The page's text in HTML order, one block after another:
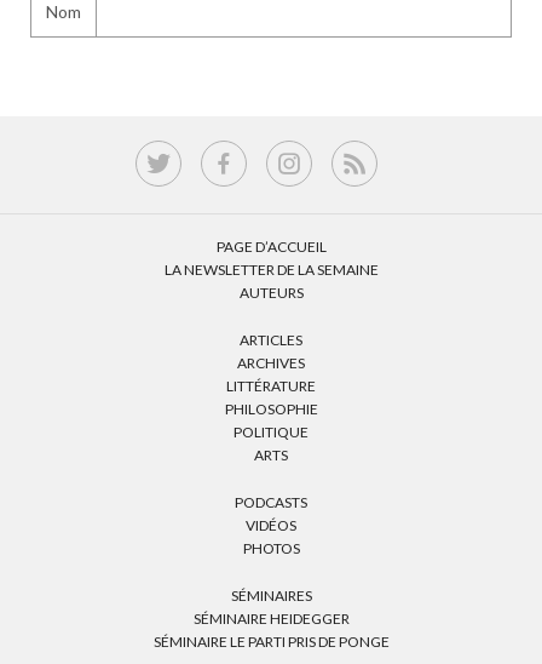
Nom
PAGE D’ACCUEIL
LA NEWSLETTER DE LA SEMAINE
AUTEURS
ARTICLES
ARCHIVES
LITTÉRATURE
PHILOSOPHIE
POLITIQUE
ARTS
PODCASTS
VIDÉOS
PHOTOS
SÉMINAIRES
SÉMINAIRE HEIDEGGER
SÉMINAIRE LE PARTI PRIS DE PONGE